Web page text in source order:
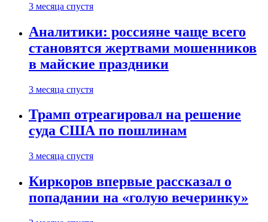
3 месяца спустя
Аналитики: россияне чаще всего
становятся жертвами мошенников
в майские праздники
3 месяца спустя
Трамп отреагировал на решение
суда США по пошлинам
3 месяца спустя
Киркоров впервые рассказал о
попадании на «голую вечеринку»